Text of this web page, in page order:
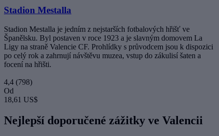
Stadion Mestalla
Stadion Mestalla je jedním z nejstarších fotbalových hřišť ve
Španělsku. Byl postaven v roce 1923 a je slavným domovem La
Ligy na straně Valencie CF. Prohlídky s průvodcem jsou k dispozici
po celý rok a zahrnují návštěvu muzea, vstup do zákulisí šaten a
focení na hřišti.
4,4 (798)
Od
18,61 US$
Nejlepší doporučené zážitky ve Valencii